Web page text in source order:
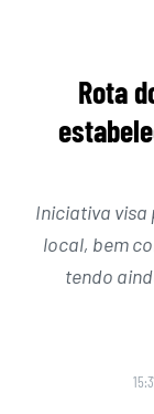
Rota
Iniciativa visa
local, bem
tendo